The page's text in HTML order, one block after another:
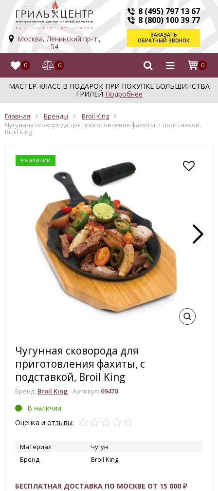
Москва, Ленинский пр-т.,
54
8 (495) 797 13 67
8 (800) 100 39 77
ЗАКАЗАТЬ
ОБРАТНЫЙ ЗВОНОК
0 0 0
МАСТЕР-КЛАСС В ПОДАРОК ПРИ ПОКУПКЕ БОЛЬШИНСТВА
ГРИЛЕЙ Подробнее
Главная Бренды
Broil King
Чугунная сковорода для приготовления фахиты, с подставкой,
Broil King
в наличии
Чугунная сковорода для
приготовления фахиты, с
подставкой, Broil King
Бренд: Broil King Артикул: 69470
В наличии
Оценка и отзывы:
Материал
чугун
Бренд
Broil King
БЕСПЛАТНАЯ ДОСТАВКА ПО МОСКВЕ ОТ 15 000 ₽